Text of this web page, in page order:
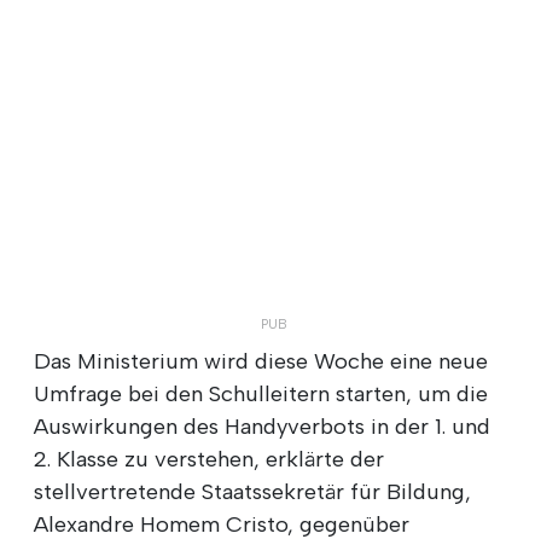
Das Ministerium wird diese Woche eine neue
Umfrage bei den Schulleitern starten, um die
Auswirkungen des Handyverbots in der 1. und
2. Klasse zu verstehen, erklärte der
stellvertretende Staatssekretär für Bildung,
Alexandre Homem Cristo, gegenüber